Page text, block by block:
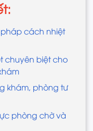
cách nhiệt
chuyên biệt cho
khám, phòng tư
phòng chờ và